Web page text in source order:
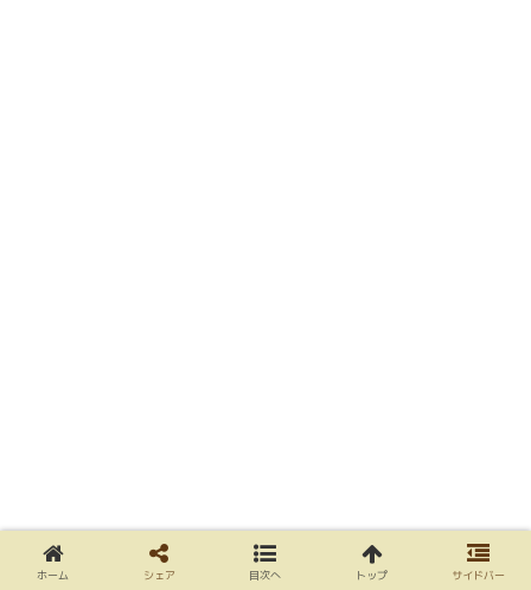
ホーム シェア 目次へ トップ サイドバー